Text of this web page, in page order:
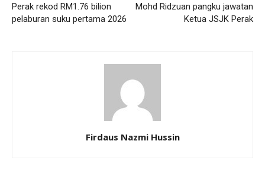
Perak rekod RM1.76 bilion
pelaburan suku pertama 2026
Mohd Ridzuan pangku jawatan
Ketua JSJK Perak
Firdaus Nazmi Hussin